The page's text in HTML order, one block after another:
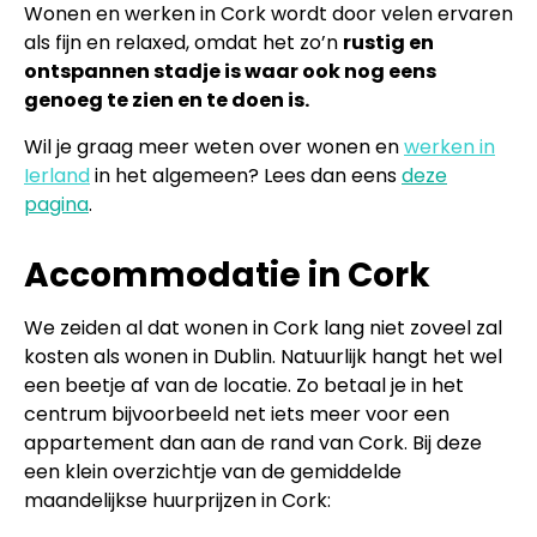
Wonen en werken in Cork wordt door velen ervaren
als fijn en relaxed, omdat het zo’n rustig en
ontspannen stadje is waar ook nog eens
genoeg te zien en te doen is.
Wil je graag meer weten over wonen enwerken in
Ierlandin het algemeen? Lees dan eensdeze
pagina.
Accommodatie in Cork
We zeiden al dat wonen in Cork lang niet zoveel zal
kosten als wonen in Dublin. Natuurlijk hangt het wel
een beetje af van de locatie. Zo betaal je in het
centrum bijvoorbeeld net iets meer voor een
appartement dan aan de rand van Cork. Bij deze
een klein overzichtje van de gemiddelde
maandelijkse huurprijzen in Cork: